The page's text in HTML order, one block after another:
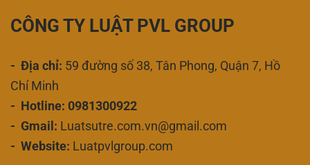
CÔNG TY LUẬT PVL GROUP
- Địa chỉ: 59 đường số 38, Tân Phong, Quận 7, Hồ
Chí Minh
- Hotline: 0981300922
- Gmail: Luatsutre.com.vn@gmail.com
- Website: Luatpvlgroup.com